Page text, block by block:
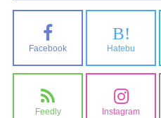
Facebook
B!
Hatebu
Feedly Instagram